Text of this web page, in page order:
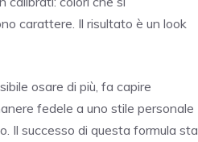
carattere. Il risultato è un look
osare di più, fa capire
fedele a uno stile personale
Il successo di questa formula sta